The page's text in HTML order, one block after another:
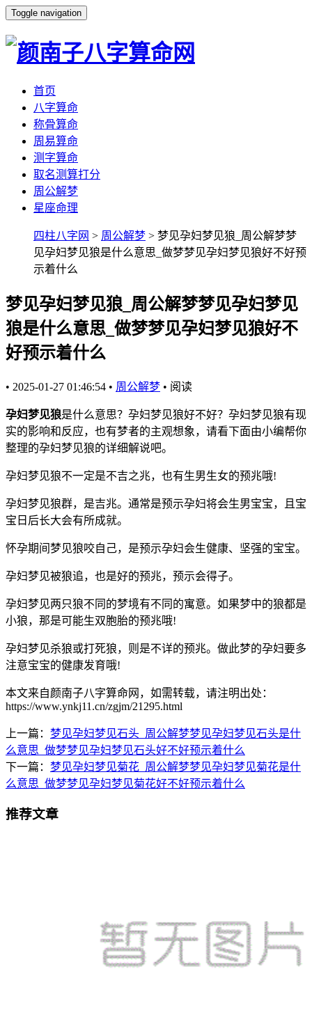
Toggle navigation
首页
八字算命
称骨算命
周易算命
测字算命
取名测算打分
周公解梦
星座命理
四柱八字网 > 周公解梦 > 梦见孕妇梦见狼_周公解梦梦
见孕妇梦见狼是什么意思_做梦梦见孕妇梦见狼好不好预
示着什么
梦见孕妇梦见狼_周公解梦梦见孕妇梦见
狼是什么意思_做梦梦见孕妇梦见狼好不
好预示着什么
• 2025-01-27 01:46:54 • 周公解梦 • 阅读
孕妇梦见狼是什么意思？孕妇梦见狼好不好？孕妇梦见狼有现
实的影响和反应，也有梦者的主观想象，请看下面由小编帮你
整理的孕妇梦见狼的详细解说吧。
孕妇梦见狼不一定是不吉之兆，也有生男生女的预兆哦!
孕妇梦见狼群，是吉兆。通常是预示孕妇将会生男宝宝，且宝
宝日后长大会有所成就。
怀孕期间梦见狼咬自己，是预示孕妇会生健康、坚强的宝宝。
孕妇梦见被狼追，也是好的预兆，预示会得子。
孕妇梦见两只狼不同的梦境有不同的寓意。如果梦中的狼都是
小狼，那是可能生双胞胎的预兆哦!
孕妇梦见杀狼或打死狼，则是不详的预兆。做此梦的孕妇要多
注意宝宝的健康发育哦!
本文来自颜南子八字算命网，如需转载，请注明出处：
https://www.ynkj11.cn/zgjm/21295.html
上一篇： 梦见孕妇梦见石头_周公解梦梦见孕妇梦见石头是什
么意思_做梦梦见孕妇梦见石头好不好预示着什么
下一篇： 梦见孕妇梦见菊花_周公解梦梦见孕妇梦见菊花是什
么意思_做梦梦见孕妇梦见菊花好不好预示着什么
推荐文章